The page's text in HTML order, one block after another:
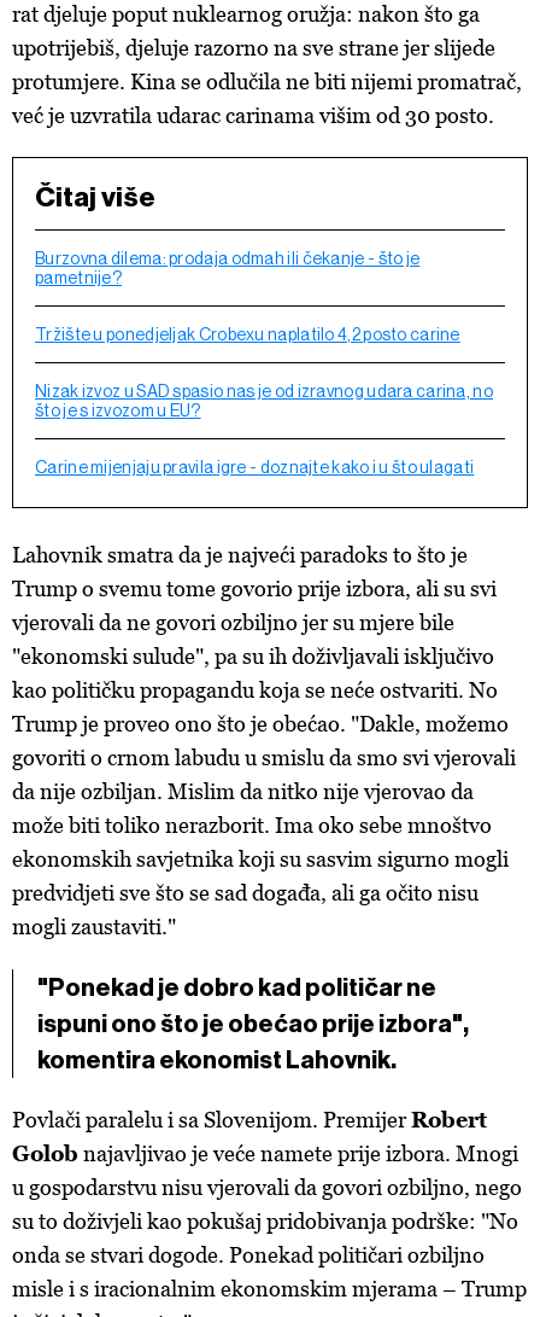
rat djeluje poput nuklearnog oružja: nakon što ga
upotrijebiš, djeluje razorno na sve strane jer slijede
protumjere. Kina se odlučila ne biti nijemi promatrač,
već je uzvratila udarac carinama višim od 30 posto.
Čitaj više
Burzovna dilema: prodaja odmah ili čekanje - što je
pametnije?
Tržište u ponedjeljak Crobexu naplatilo 4,2 posto carine
Nizak izvoz u SAD spasio nas je od izravnog udara carina, no
što je s izvozom u EU?
Carine mijenjaju pravila igre - doznajte kako i u što ulagati
Lahovnik smatra da je najveći paradoks to što je
Trump o svemu tome govorio prije izbora, ali su svi
vjerovali da ne govori ozbiljno jer su mjere bile
"ekonomski sulude", pa su ih doživljavali isključivo
kao političku propagandu koja se neće ostvariti. No
Trump je proveo ono što je obećao. "Dakle, možemo
govoriti o crnom labudu u smislu da smo svi vjerovali
da nije ozbiljan. Mislim da nitko nije vjerovao da
može biti toliko nerazborit. Ima oko sebe mnoštvo
ekonomskih savjetnika koji su sasvim sigurno mogli
predvidjeti sve što se sad događa, ali ga očito nisu
mogli zaustaviti."
"Ponekad je dobro kad političar ne
ispuni ono što je obećao prije izbora",
komentira ekonomist Lahovnik.
Povlači paralelu i sa Slovenijom. PremijerRobert
Golob najavljivao je veće namete prije izbora. Mnogi
u gospodarstvu nisu vjerovali da govori ozbiljno, nego
su to doživjeli kao pokušaj pridobivanja podrške: "No
onda se stvari dogode. Ponekad političari ozbiljno
misle i s iracionalnim ekonomskim mjerama – Trump